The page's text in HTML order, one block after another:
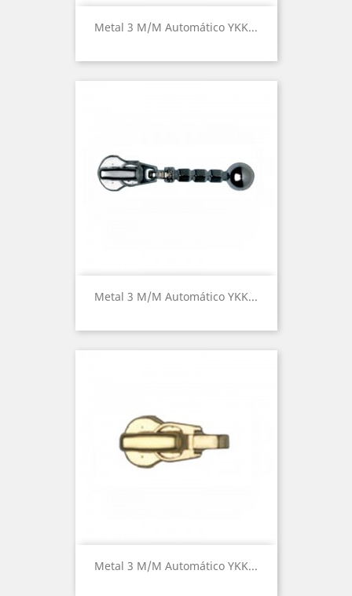
Metal 3 M/m Automático YKK...
Metal 3 M/m Automático YKK...
Metal 3 M/m Automático YKK...